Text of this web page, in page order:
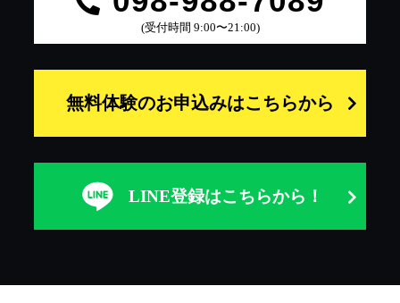
(受付時間 9:00〜21:00)
無料体験のお申込みはこちらから
LINE登録はこちらから！